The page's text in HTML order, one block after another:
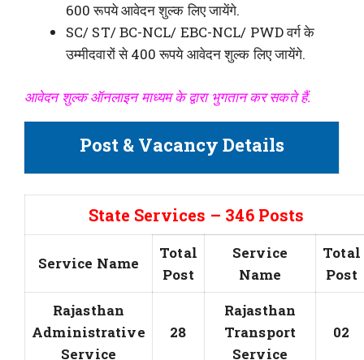
600 रूपये आवेदन शुल्क लिए जायेंगे.
SC/ ST/ BC-NCL/ EBC-NCL/ PWD वर्ग के
उम्मीदवारों से 400 रूपये आवेदन शुल्क लिए जायेंगे.
आवेदन शुल्क ऑनलाइन माध्यम के द्वारा भुगतान कर सकते हैं.
Post & Vacancy Details
State Services – 346 Posts
Service Name
Total
Post
Service
Name
Total
Post
Rajasthan
Administrative
Service
28
Rajasthan
Transport
Service
02